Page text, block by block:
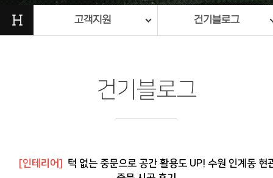
H 고객지원 건기블로그
건기블로그
[인테리어]
턱 없는 중문으로 공간 활용도 UP! 수원 인계동 현